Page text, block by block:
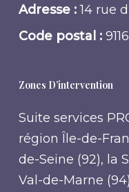
Adresse :14 rue
Code postal :
Zones D’intervention
Suite services
région Île-de-
de-Seine (92), la
Val-de-Marne